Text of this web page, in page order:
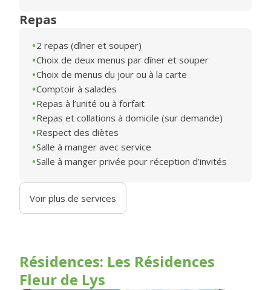
Repas
2 repas (dîner et souper)
Choix de deux menus par dîner et souper
Choix de menus du jour ou à la carte
Comptoir à salades
Repas à l’unité ou à forfait
Repas et collations à domicile (sur demande)
Respect des diètes
Salle à manger avec service
Salle à manger privée pour réception d’invités
Voir plus de services
Résidences: Les Résidences
Fleur de Lys